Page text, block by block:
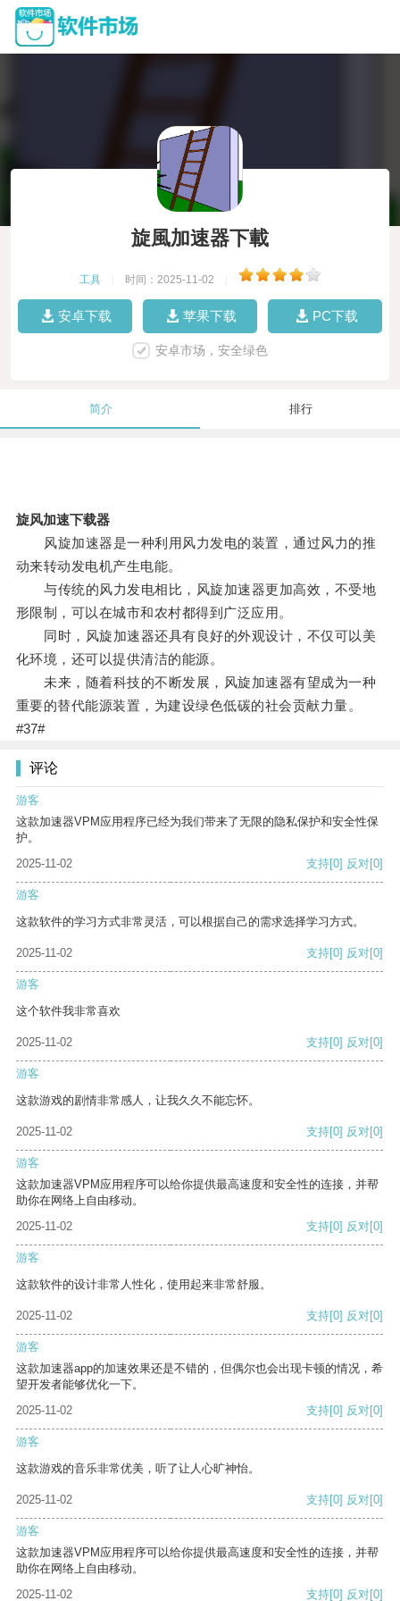
旋風加速器下載
工具 时间：2025-11-02
安卓下载 苹果下载 PC下载
安卓市场，安全绿色
简介 排行
旋风加速下载器
风旋加速器是一种利用风力发电的装置，通过风力的推
动来转动发电机产生电能。
与传统的风力发电相比，风旋加速器更加高效，不受地
形限制，可以在城市和农村都得到广泛应用。
同时，风旋加速器还具有良好的外观设计，不仅可以美
化环境，还可以提供清洁的能源。
未来，随着科技的不断发展，风旋加速器有望成为一种
重要的替代能源装置，为建设绿色低碳的社会贡献力量。
#37#
评论
游客
这款加速器VPM应用程序已经为我们带来了无限的隐私保护和安全性保
护。
2025-11-02
支持[0] 反对[0]
游客
这款软件的学习方式非常灵活，可以根据自己的需求选择学习方式。
2025-11-02 支持[0] 反对[0]
游客
这个软件我非常喜欢
2025-11-02 支持[0] 反对[0]
游客
这款游戏的剧情非常感人，让我久久不能忘怀。
2025-11-02 支持[0] 反对[0]
游客
这款加速器VPM应用程序可以给你提供最高速度和安全性的连接，并帮
助你在网络上自由移动。
2025-11-02
支持[0] 反对[0]
游客
这款软件的设计非常人性化，使用起来非常舒服。
2025-11-02 支持[0] 反对[0]
游客
这款加速器app的加速效果还是不错的，但偶尔也会出现卡顿的情况，希
望开发者能够优化一下。
2025-11-02
支持[0] 反对[0]
游客
这款游戏的音乐非常优美，听了让人心旷神怡。
2025-11-02 支持[0] 反对[0]
游客
这款加速器VPM应用程序可以给你提供最高速度和安全性的连接，并帮
助你在网络上自由移动。
2025-11-02
支持[0] 反对[0]